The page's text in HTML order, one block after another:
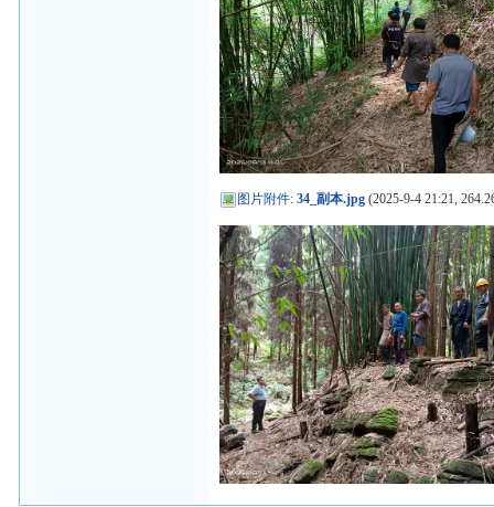
图片附件:34_副本.jpg (2025-9-4 21:21,